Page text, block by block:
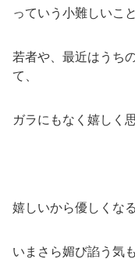
っていう小難しいこ
若者や、最近はうち
て、
ガラにもなく嬉しく
嬉しいから優しくな
いまさら媚び諂う気